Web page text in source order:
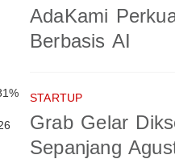
AdaKami
Berbasis AI
STARTUP
Grab Gelar
Sepanjang